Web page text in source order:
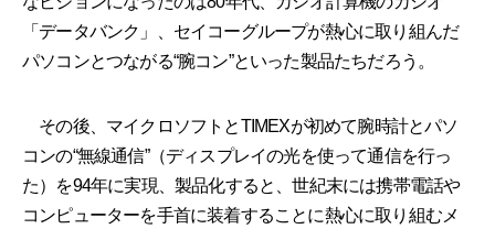
「データバンク」、セイコーグループが熱心に取り組んだ
パソコンとつながる“腕コン”といった製品たちだろう。
その後、マイクロソフトとTIMEXが初めて腕時計とパソ
コンの“無線通信”（ディスプレイの光を使って通信を行っ
た）を94年に実現、製品化すると、世紀末には携帯電話や
コンピューターを手首に装着することに熱心に取り組むメ